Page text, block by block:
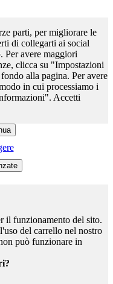
parti, per migliorare le
di collegarti ai social
Per avere maggiori
clicca su "Impostazioni
alla pagina. Per avere
in cui processiamo i
Accetti
il funzionamento del sito.
del carrello nel nostro
può funzionare in